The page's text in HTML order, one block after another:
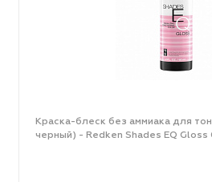
Краска-блеск без аммиака для
черный) - Redken Shades EQ Gloss